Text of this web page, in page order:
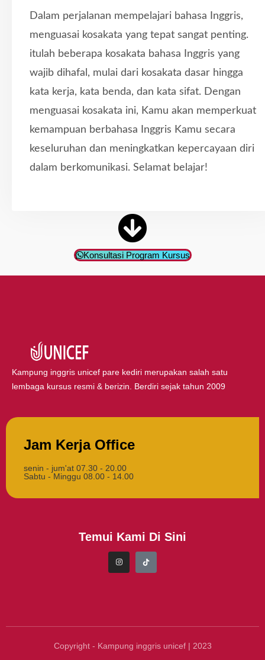
Dalam perjalanan mempelajari bahasa Inggris,
menguasai kosakata yang tepat sangat penting.
itulah beberapa kosakata bahasa Inggris yang
wajib dihafal, mulai dari kosakata dasar hingga
kata kerja, kata benda, dan kata sifat. Dengan
menguasai kosakata ini, Kamu akan memperkuat
kemampuan berbahasa Inggris Kamu secara
keseluruhan dan meningkatkan kepercayaan diri
dalam berkomunikasi. Selamat belajar!
Konsultasi Program Kursus
Kampung inggris unicef pare kediri merupakan salah satu
lembaga kursus resmi & berizin. Berdiri sejak tahun 2009
Jam Kerja Office
senin - jum'at 07.30 - 20.00
Sabtu - Minggu 08.00 - 14.00
Temui Kami Di Sini
Copyright - Kampung inggris unicef | 2023